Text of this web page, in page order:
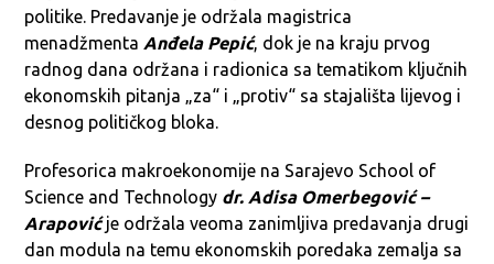
politike. Predavanje je održala magistrica
menadžmenta Anđela Pepić, dok je na kraju prvog
radnog dana održana i radionica sa tematikom ključnih
ekonomskih pitanja „za“ i „protiv“ sa stajališta lijevog i
desnog političkog bloka.
Profesorica makroekonomije na Sarajevo School of
Science and Technology dr. Adisa Omerbegović –
Arapovićje održala veoma zanimljiva predavanja drugi
dan modula na temu ekonomskih poredaka zemalja sa